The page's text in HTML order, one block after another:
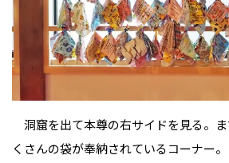
洞窟を出て本尊の右サイドを見る。
くさんの袋が奉納されているコーナー。